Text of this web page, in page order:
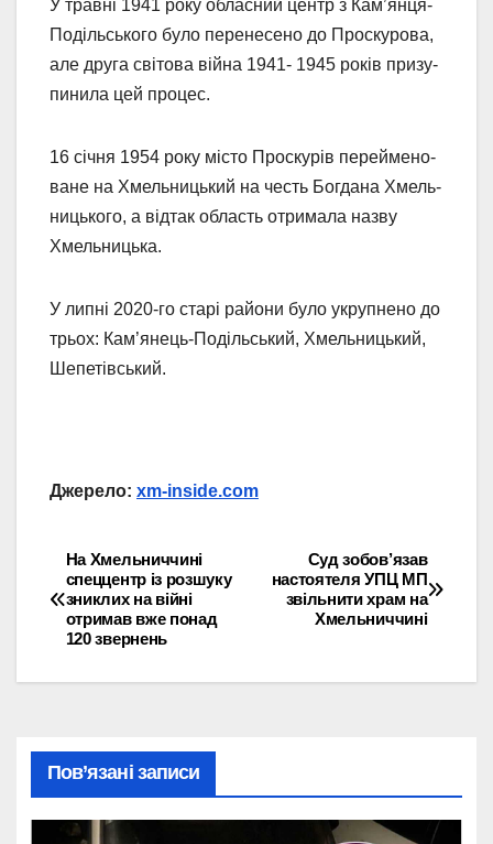
У трав­ні 1941 ро­ку об­ласний центр з Кам’ян­ця-
По­діль­сько­го бу­ло пе­ре­не­се­но до Прос­ку­ро­ва,
але дру­га сві­то­ва вій­на 1941- 1945 ро­ків при­зу­
пи­ни­ла цей про­цес.
16 січ­ня 1954 ро­ку міс­то Прос­ку­рів пе­рей­ме­но­
ва­не на Хмель­ницький на честь Бог­да­на Хмель­
ницько­го, а відтак область отримала назву
Хмельницька.
У липні 2020-го ста­рі райони бу­ло ук­рупне­но до
трьох: Кам’янець­-По­діль­ський, Хмель­ницький,
Ше­пе­тівсь­кий.
Джерело: xm-inside.com
Навігація
записів
Суд зобов’язав
настоятеля УПЦ МП
звільнити храм на
Хмельниччині
На Хмельниччині
спеццентр із розшуку
зниклих на війні
отримав вже понад
120 звернень
Пов’язані записи